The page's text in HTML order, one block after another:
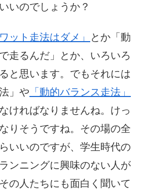
いのでしょうか？
ット走法はダメ」
とか「動
走るんだ」とか、いろいろ
と思います。でもそれには
」や 「動的バランス走法」
ければなりませんね。けっ
りそうですね。その場の全
いいのですが、学生時代の
ンニングに興味のない人が
の人たちにも面白く聞いて